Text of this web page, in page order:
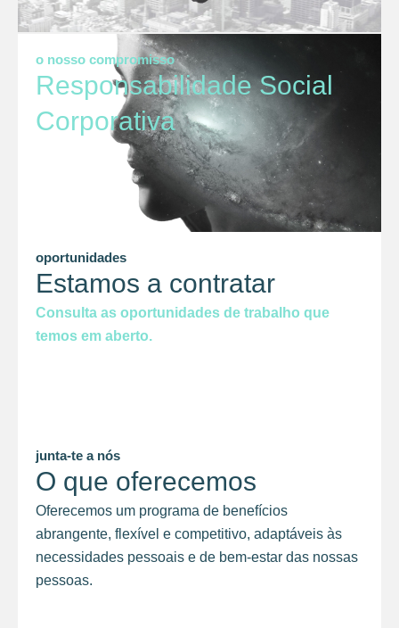
o nosso compromisso
Responsabilidade Social
Corporativa
oportunidades
Estamos a contratar
Consulta as oportunidades de trabalho que
temos em aberto.
junta-te a nós
O que oferecemos
Oferecemos um programa de benefícios
abrangente, flexível e competitivo, adaptáveis às
necessidades pessoais e de bem-estar das nossas
pessoas.